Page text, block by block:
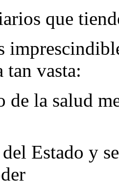
que
tan vasta:
de la salud
del Estado y